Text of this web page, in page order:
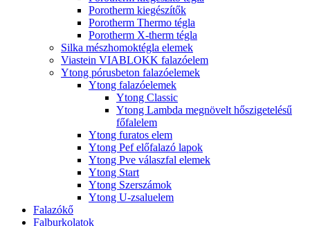
Porotherm kiegészítők
Porotherm Thermo tégla
Porotherm X-therm tégla
Silka mészhomoktégla elemek
Viastein VIABLOKK falazóelem
Ytong pórusbeton falazóelemek
Ytong falazóelemek
Ytong Classic
Ytong Lambda megnövelt hőszigetelésű
főfalelem
Ytong furatos elem
Ytong Pef előfalazó lapok
Ytong Pve válaszfal elemek
Ytong Start
Ytong Szerszámok
Ytong U-zsaluelem
Falazókő
Falburkolatok